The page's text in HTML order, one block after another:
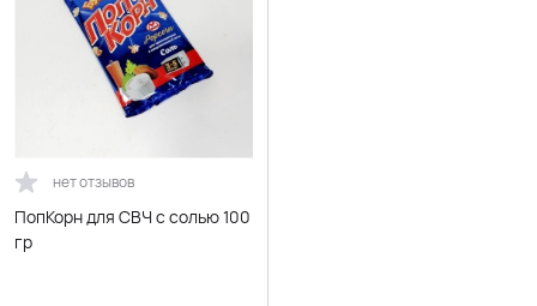
нет отзывов
ПопКорн для СВЧ с солью 100
гр